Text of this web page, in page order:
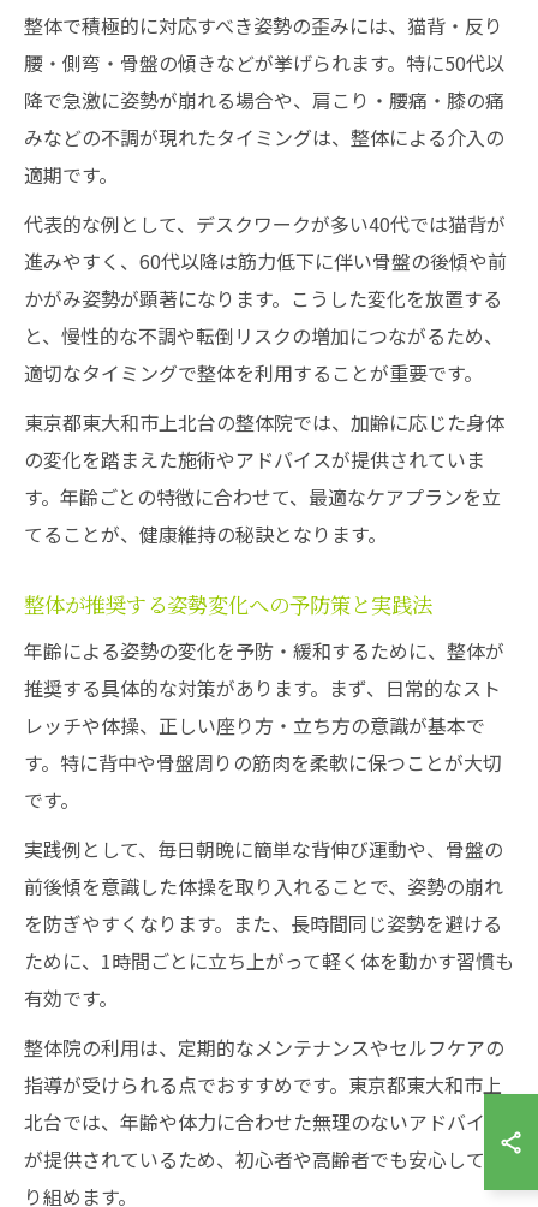
整体で積極的に対応すべき姿勢の歪みには、猫背・反り
腰・側弯・骨盤の傾きなどが挙げられます。特に50代以
降で急激に姿勢が崩れる場合や、肩こり・腰痛・膝の痛
みなどの不調が現れたタイミングは、整体による介入の
適期です。
代表的な例として、デスクワークが多い40代では猫背が
進みやすく、60代以降は筋力低下に伴い骨盤の後傾や前
かがみ姿勢が顕著になります。こうした変化を放置する
と、慢性的な不調や転倒リスクの増加につながるため、
適切なタイミングで整体を利用することが重要です。
東京都東大和市上北台の整体院では、加齢に応じた身体
の変化を踏まえた施術やアドバイスが提供されていま
す。年齢ごとの特徴に合わせて、最適なケアプランを立
てることが、健康維持の秘訣となります。
整体が推奨する姿勢変化への予防策と実践法
年齢による姿勢の変化を予防・緩和するために、整体が
推奨する具体的な対策があります。まず、日常的なスト
レッチや体操、正しい座り方・立ち方の意識が基本で
す。特に背中や骨盤周りの筋肉を柔軟に保つことが大切
です。
実践例として、毎日朝晩に簡単な背伸び運動や、骨盤の
前後傾を意識した体操を取り入れることで、姿勢の崩れ
を防ぎやすくなります。また、長時間同じ姿勢を避ける
ために、1時間ごとに立ち上がって軽く体を動かす習慣も
有効です。
整体院の利用は、定期的なメンテナンスやセルフケアの
指導が受けられる点でおすすめです。東京都東大和市上
北台では、年齢や体力に合わせた無理のないアドバイス
が提供されているため、初心者や高齢者でも安心して取
り組めます。